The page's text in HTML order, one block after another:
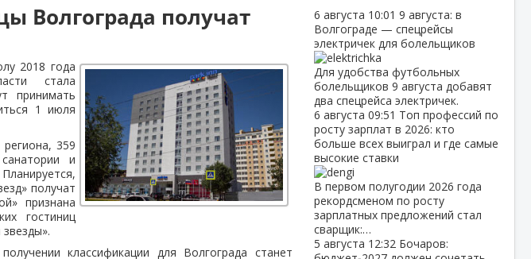
Волгограда получат
2018 года
стала
принимать
1 июля
359
и
получат
признана
гостиниц
классификации для Волгограда станет
6 августа 10:01 9 августа: в
Волгограде — спецрейсы
электричек для болельщиков
Для удобства футбольных
болельщиков 9 августа добавят
два спецрейса электричек.
6 августа 09:51 Топ профессий по
росту зарплат в 2026: кто
больше всех выиграл и где самые
высокие ставки
В первом полугодии 2026 года
рекордсменом по росту
зарплатных предложений стал
сварщик:…
5 августа 12:32 Бочаров: